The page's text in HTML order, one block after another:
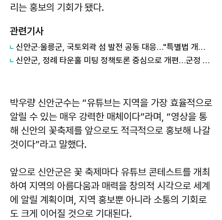
리는 홍보의 기회가 됐다.
관련기사
신안군·울릉군, 국토외곽 섬 발전 공동 대응…"특별법 개정 협력"
신안군, 정례 타운홀 미팅 정책토론 중심으로 개편…군정 소통 강화
박우량 신안군수는 “유튜브는 지역을 가장 효율적으로
알릴 수 있는 매우 강력한 매체이다”라며, “영상을 통
해 신안의 꽃축제를 앞으로도 적극적으로 홍보해 나갈
것이다”라고 말했다.
앞으로 신안군은 꽃 축제마다 유튜브 콘테스트를 개최
하여 지역의 아름다움과 매력을 창의적 시각으로 세계
에 알릴 계획이며, 지역 홍보뿐 아니라 소통의 기회로
도 크게 이어질 것으로 기대된다.